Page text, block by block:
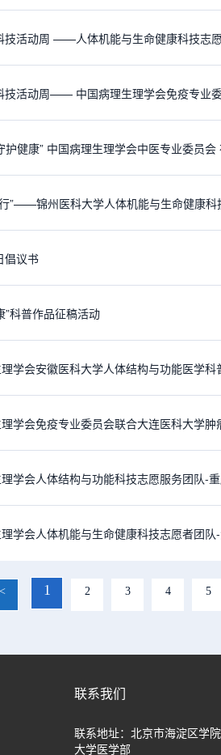
技活动周 ——人体机能与生命健康科技志
护健康” 中国病理生理学会中医专业委员
倡议书
”科普作品征稿活动
理学会安徽医科大学人体结构与功能医学
< 1 2 3 4 5
联系我们
联系地址：北京市海淀区学
大学医学部